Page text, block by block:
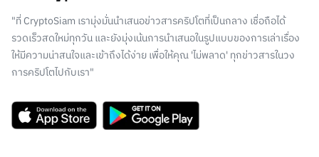
"ที่ CryptoSiam เรามุ่งมั่นนำเสนอข่าวสารคริปโตที่เป็นกลาง เชื่อถือได้
รวดเร็วสดใหม่ทุกวัน และยังมุ่งเน้นการนำเสนอในรูปแบบของการเล่าเรื่อง
ให้มีความน่าสนใจและเข้าถึงได้ง่าย เพื่อให้คุณ 'ไม่พลาด' ทุกข่าวสารในวง
การคริปโตไปกับเรา"